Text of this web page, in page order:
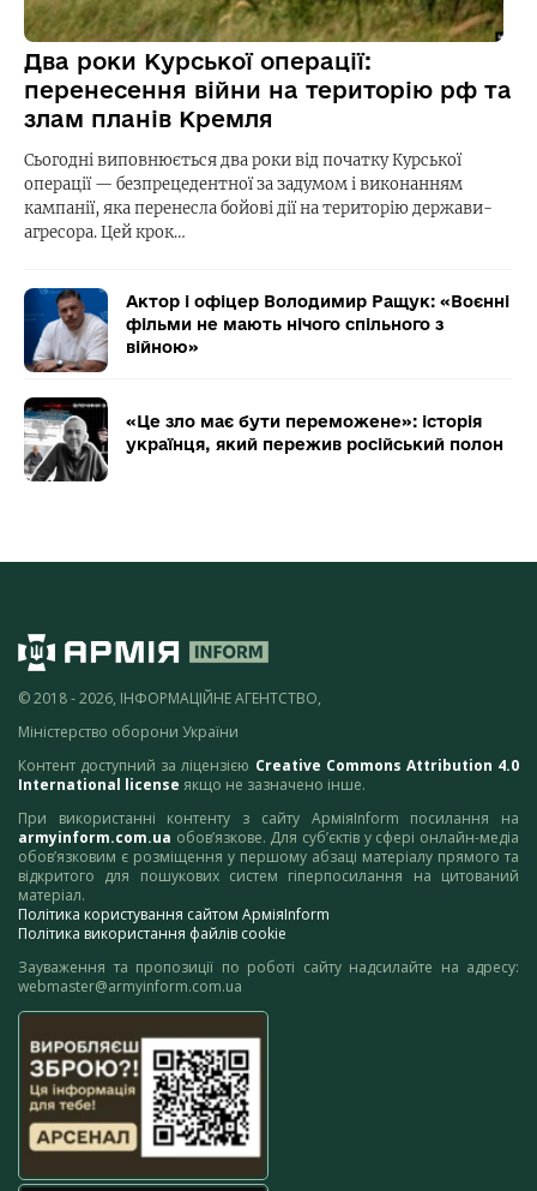
Два роки Курської операції:
перенесення війни на територію рф та
злам планів Кремля
Сьогодні виповнюється два роки від початку Курської
операції — безпрецедентної за задумом і виконанням
кампанії, яка перенесла бойові дії на територію держави-
агресора. Цей крок…
Актор і офіцер Володимир Ращук: «Воєнні
фільми не мають нічого спільного з
війною»
«Це зло має бути переможене»: історія
українця, який пережив російський полон
© 2018 - 2026, ІНФОРМАЦІЙНЕ АГЕНТСТВО,
Міністерство оборони України
Контент доступний за ліцензією Creative Commons Attribution 4.0
International license якщо не зазначено інше.
При використанні контенту з сайту АрміяInform посилання на
armyinform.com.ua обов’язкове. Для суб’єктів у сфері онлайн-медіа
обов’язковим є розміщення у першому абзаці матеріалу прямого та
відкритого для пошукових систем гіперпосилання на цитований
матеріал.
Політика користування сайтом АрміяInform
Політика використання файлів cookie
Зауваження та пропозиції по роботі сайту надсилайте на адресу:
webmaster@armyinform.com.ua